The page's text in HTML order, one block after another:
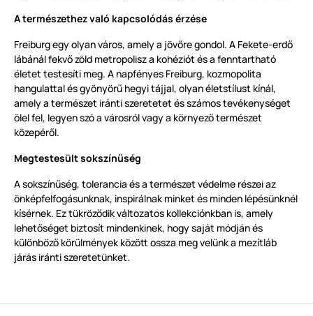
A természethez való kapcsolódás érzése
Freiburg egy olyan város, amely a jövőre gondol. A Fekete-erdő
lábánál fekvő zöld metropolisz a kohéziót és a fenntartható
életet testesíti meg. A napfényes Freiburg, kozmopolita
hangulattal és gyönyörű hegyi tájjal, olyan életstílust kínál,
amely a természet iránti szeretetet és számos tevékenységet
ölel fel, legyen szó a városról vagy a környező természet
közepéről.
Megtestesült sokszínűség
A sokszínűség, tolerancia és a természet védelme részei az
önképfelfogásunknak, inspirálnak minket és minden lépésünknél
kísérnek. Ez tükröződik változatos kollekciónkban is, amely
lehetőséget biztosít mindenkinek, hogy saját módján és
különböző körülmények között ossza meg velünk a mezítláb
járás iránti szeretetünket.